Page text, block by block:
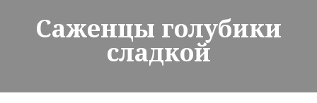
Саженцы голубики
сладкой